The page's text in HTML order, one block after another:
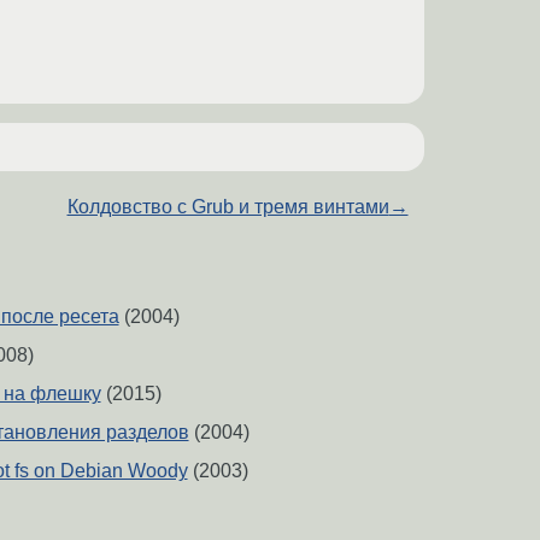
Колдовство с Grub и тремя винтами →
ресета(2004)
на флешку(2015)
разделов (2004)
fs on Debian Woody(2003)